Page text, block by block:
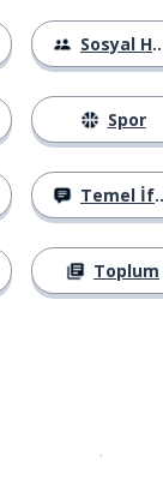
Sosyal Hayat
Spor
Temel İfadeler
Toplum